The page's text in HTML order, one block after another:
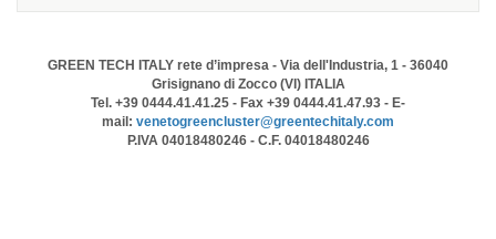
GREEN TECH ITALY rete d’impresa - Via dell'Industria, 1 - 36040
Grisignano di Zocco (VI) ITALIA
Tel. +39 0444.41.41.25 - Fax +39 0444.41.47.93 - E-
mail: venetogreencluster@greentechitaly.com
P.IVA 04018480246 - C.F. 04018480246